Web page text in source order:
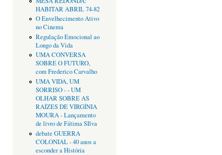
HABITAR ABRIL 74-82
O Envelhecimento Ativo
no Cinema
Regulação Emocional ao
Longo da Vida
UMA CONVERSA
SOBRE O FUTURO,
com Frederico Carvalho
UMA VIDA, UM
SORRISO - - UM
OLHAR SOBRE AS
RAÍZES DE VIRGÍNIA
MOURA - Lançamento
de livro de Fátima SIlva
debate GUERRA
COLONIAL - 40 anos a
esconder a História